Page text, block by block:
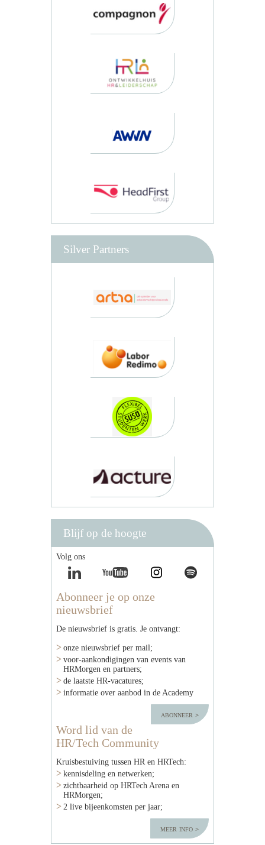
Silver Partners
Blijf op de hoogte
Volg ons
Abonneer je op onze
nieuwsbrief
De nieuwsbrief is gratis. Je ontvangt:
onze nieuwsbrief per mail;
voor-aankondigingen van events van
HRMorgen en partners;
de laatste HR-vacatures;
informatie over aanbod in de Academy
abonneer
Word lid van de
HR/Tech Community
Kruisbestuiving tussen HR en HRTech:
kennisdeling en netwerken;
zichtbaarheid op HRTech Arena en
HRMorgen;
2 live bijeenkomsten per jaar;
meer info